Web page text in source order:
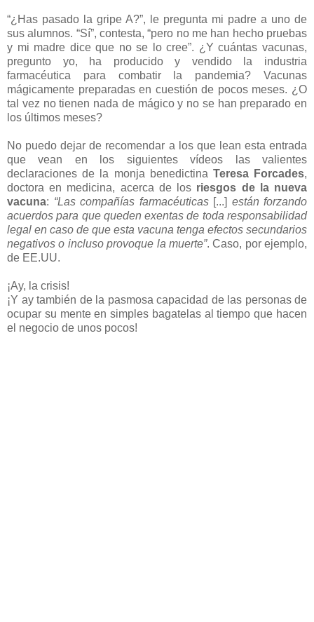
“¿Has pasado la gripe A?”, le pregunta mi padre a uno de
sus alumnos. “Sí”, contesta, “pero no me han hecho pruebas
y mi madre dice que no se lo cree”. ¿Y cuántas vacunas,
pregunto yo, ha producido y vendido la industria
farmacéutica para combatir la pandemia? Vacunas
mágicamente preparadas en cuestión de pocos meses. ¿O
tal vez no tienen nada de mágico y no se han preparado en
los últimos meses?
No puedo dejar de recomendar a los que lean esta entrada
que vean en los siguientes vídeos las valientes
declaraciones de la monja benedictina Teresa Forcades,
doctora en medicina, acerca de los riesgos de la nueva
vacuna: “Las compañías farmacéuticas [...] están forzando
acuerdos para que queden exentas de toda responsabilidad
legal en caso de que esta vacuna tenga efectos secundarios
negativos o incluso provoque la muerte”. Caso, por ejemplo,
de EE.UU.
¡Ay, la crisis!
¡Y ay también de la pasmosa capacidad de las personas de
ocupar su mente en simples bagatelas al tiempo que hacen
el negocio de unos pocos!